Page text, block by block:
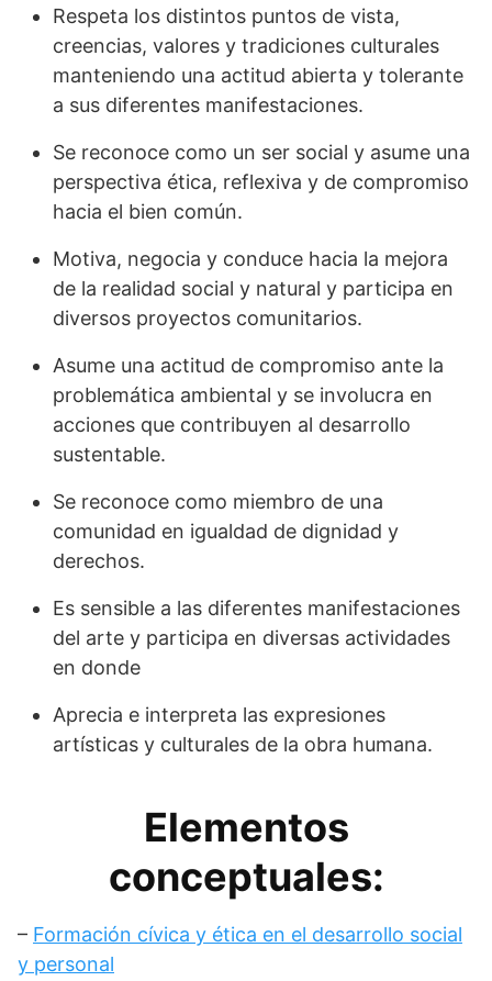
Respeta los distintos puntos de vista,
creencias, valores y tradiciones culturales
manteniendo una actitud abierta y tolerante
a sus diferentes manifestaciones.
Se reconoce como un ser social y asume una
perspectiva ética, reflexiva y de compromiso
hacia el bien común.
Motiva, negocia y conduce hacia la mejora
de la realidad social y natural y participa en
diversos proyectos comunitarios.
Asume una actitud de compromiso ante la
problemática ambiental y se involucra en
acciones que contribuyen al desarrollo
sustentable.
Se reconoce como miembro de una
comunidad en igualdad de dignidad y
derechos.
Es sensible a las diferentes manifestaciones
del arte y participa en diversas actividades
en donde
Aprecia e interpreta las expresiones
artísticas y culturales de la obra humana.
Elementos
conceptuales:
– Formación cívica y ética en el desarrollo social
y personal